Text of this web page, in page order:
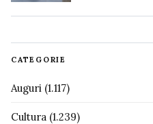
CATEGORIE
Auguri (1.117)
Cultura (1.239)